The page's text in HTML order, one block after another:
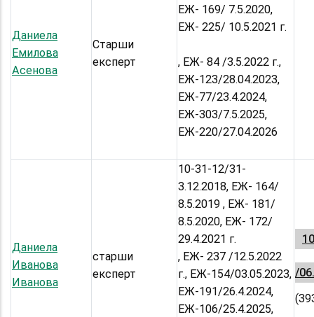
Даниела
Емилова
Асенова
Старши
експерт
ЕЖ- 169/ 7.5.2020,
ЕЖ- 225/ 10.5.2021 г.
, ЕЖ- 84 /3.5.2022 г.,
ЕЖ-123/28.04.2023,
ЕЖ-77/23.4.2024,
ЕЖ-303/7.5.2025,
ЕЖ-220/27.04.2026
Даниела
Иванова
Иванова
старши
експерт
10-31-12/31-
3.12.2018, ЕЖ- 164/
8.5.2019 , ЕЖ- 181/
8.5.2020, ЕЖ- 172/
29.4.2021 г.
, ЕЖ- 237 /12.5.2022
г., ЕЖ-154/03.05.2023,
ЕЖ-191/26.4.2024,
ЕЖ-106/25.4.2025,
/